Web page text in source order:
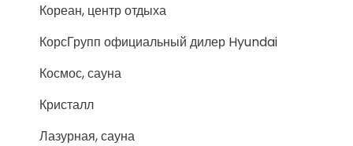
Кореан, центр отдыха
КорсГрупп официальный дилер Hyundai
Космос, сауна
Кристалл
Лазурная, сауна